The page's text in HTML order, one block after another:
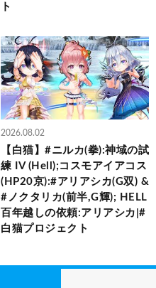
ト
2026.08.02
【白猫】#ニルカ(拳):神域の試
練 IV (Hell);コスモアイアコス
(HP20京):#アリアシカ(G双) &
#ノクタリカ(前半,G輝); HELL
百年越しの依頼:アリアシカ|#
白猫プロジェクト